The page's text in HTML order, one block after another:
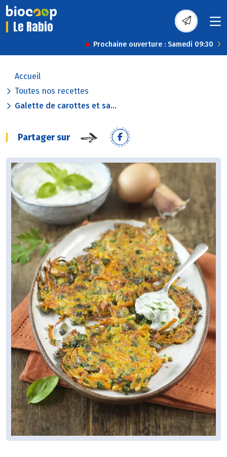
Le Rabio
Prochaine ouverture : Samedi 09:30
Accueil
Toutes nos recettes
Galette de carottes et sa...
Partager sur